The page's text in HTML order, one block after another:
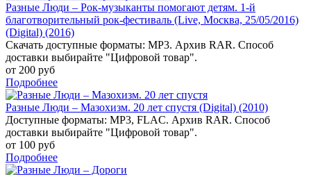
Разные Люди – Рок-музыканты помогают детям. 1-й
благотворительный рок-фестиваль (Live, Москва, 25/05/2016)
(Digital) (2016)
Скачать доступные форматы: MP3. Архив RAR. Способ
доставки выбирайте "Цифровой товар".
от 200 руб
Подробнее
Разные Люди – Мазохизм. 20 лет спустя (Digital) (2010)
Доступные форматы: MP3, FLAC. Архив RAR. Способ
доставки выбирайте "Цифровой товар".
от 100 руб
Подробнее